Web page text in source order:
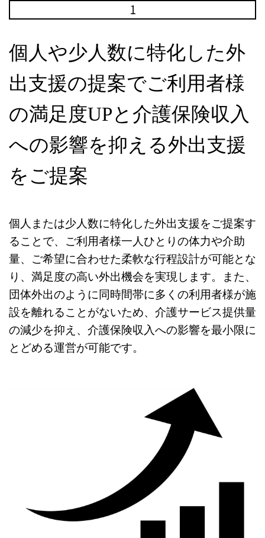
個人や少人数に特化した外
出支援の提案でご利用者様
の満足度UPと介護保険収入
への影響を抑える外出支援
をご提案
個人または少人数に特化した外出支援をご提案す
ることで、ご利用者様一人ひとりの体力や介助
量、ご希望に合わせた柔軟な行程設計が可能とな
り、満足度の高い外出機会を実現します。また、
団体外出のように同時間帯に多くの利用者様が施
設を離れることがないため、介護サービス提供量
の減少を抑え、介護保険収入への影響を最小限に
とどめる運営が可能です。